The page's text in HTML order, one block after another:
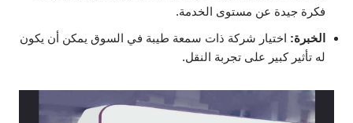
فكرة جيدة عن مستوى الخدمة.
الخبرة: اختيار شركة ذات سمعة طيبة في السوق يمكن أن يكون
له تأثير كبير على تجربة النقل.